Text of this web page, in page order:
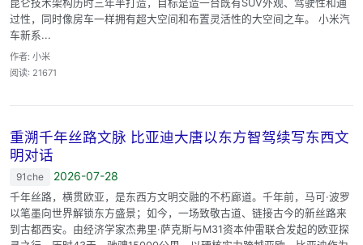
昆仑技术架构历时三年半打造，目标是造一台既有SUV外观、驾驶性和通
过性，同时像房车一样拥有超大空间和布置灵活性的大空间之车。 小米汽
车新系...
作者: 小米
阅读: 21671
重溯千年丝路文脉 比亚迪大唐以东方智驾续写东西文
明对话
91che 2026-07-28
千年丝路，横贯欧亚，是东西方文明交融的不朽廊道。千年前，马可·波罗
以笔墨向世界解锁东方盛景；如今，一场致敬古道、链接古今的新丝路来
到古都西安。由经济学家杰弗里·萨克斯与M31资本仲雷联合发起的欧亚探